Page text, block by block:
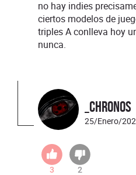
no hay indies
ciertos modelos de
triples A conlleva hoy
nunca.
_Chronos
25/Enero/
3 2